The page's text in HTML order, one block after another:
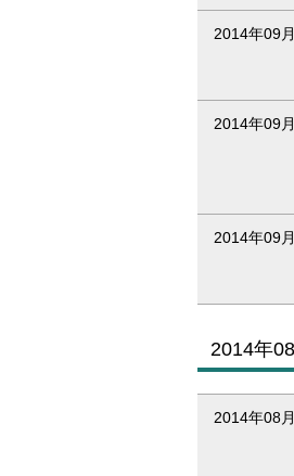
2014年09
2014年09
2014年09
2014年
2014年08月
2014年08